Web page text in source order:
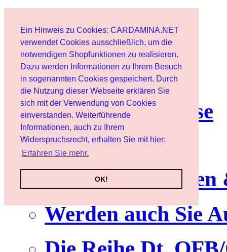
Ein Hinweis zu Cookies: CARDAMINA.NET
verwendet Cookies ausschließlich, um die
notwendigen Shopfunktionen zu realisieren.
Dazu werden Informationen zu Ihrem Besuch
in sogenannten Cookies gespeichert. Durch
die Nutzung dieser Webseite erklären Sie
sich mit der Verwendung von Cookies
einverstanden. Weiterführende
Informationen, auch zu Ihrem
Widerspruchsrecht, erhalten Sie mit hier:
Erfahren Sie mehr.
OK!
Benutzer
Newsletter
Nutzungshinweise
Service
Werden auch Sie